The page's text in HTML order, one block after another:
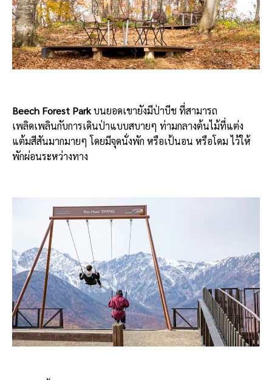
Beech Forest Parkบนยอดเขายังมีป่าบีช ที่สามารถ
เพลิดเพลินกับการเดินป่าแบบสบายๆ ท่ามกลางต้นไม้ที่แต่ง
แต้มสีสันมากมายๆ โดยมีจุดนั่งพัก หรือเป้นอน หรือโดม ไว้ให้
พักผ่อนระหว่างทาง